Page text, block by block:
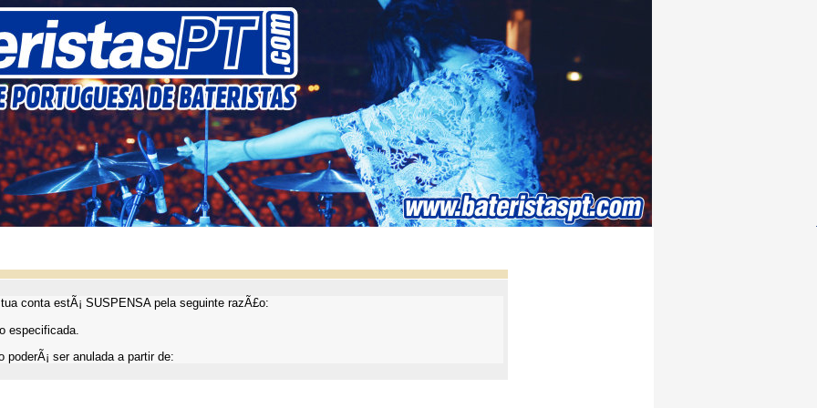
conta estÃ¡ SUSPENSA pela seguinte razÃ£o:
especificada.
poderÃ¡ ser anulada a partir de: